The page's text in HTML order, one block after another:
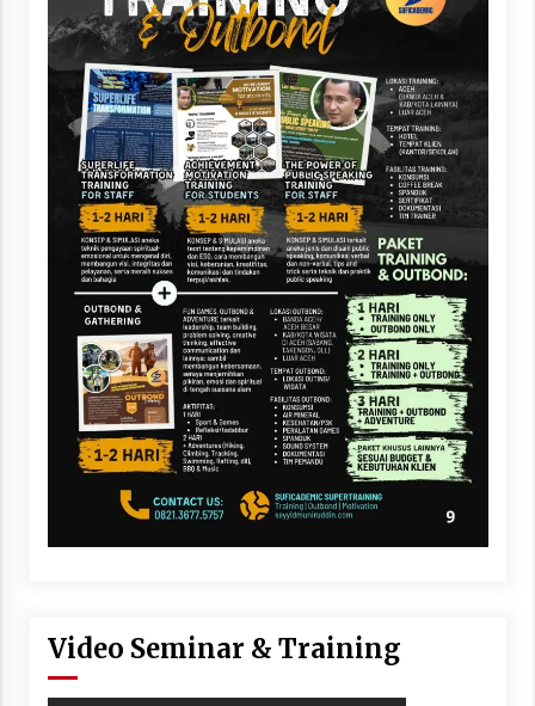
Video Seminar & Training